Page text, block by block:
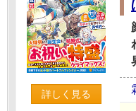
詳しく見る